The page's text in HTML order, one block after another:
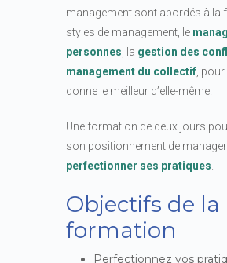
management sont abordés à la
styles de management, le
personnes , la gestion des
management du collectif ,
donne le meilleur d’elle-même.
Une formation de deux jours
son positionnement de
perfectionner ses pratiques
Objectifs de la
formation
Perfectionnez vos